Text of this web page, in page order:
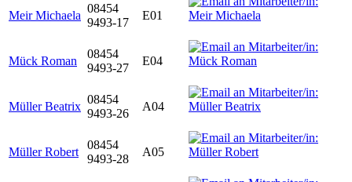
Meir Michaela
08454
9493-17
E01
Mück Roman
08454
9493-27
E04
Müller Beatrix
08454
9493-26
A04
Müller Robert
08454
9493-28
A05